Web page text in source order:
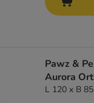
Pawz &
Aurora
L 120 x B